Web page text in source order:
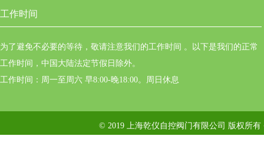
工作时间
为了避免不必要的等待，敬请注意我们的工作时间 。以下是我们的正常
工作时间，中国大陆法定节假日除外。
工作时间：周一至周六 早8:00-晚18:00。周日休息
© 2019 上海乾仪自控阀门有限公司 版权所有